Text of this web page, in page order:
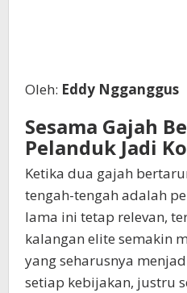
Oleh: Eddy Ngganggus
Sesama Gajah
Pelanduk Jadi
Ketika dua gajah
tengah-tengah adalah
lama ini tetap relevan,
kalangan elite semakin
yang seharusnya
setiap kebijakan, justru